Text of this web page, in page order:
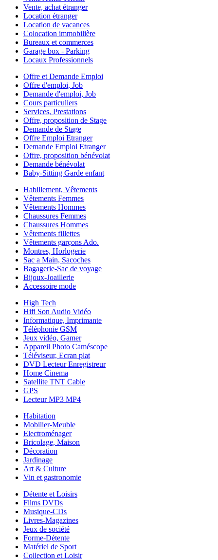
Vente, achat étranger
Location étranger
Location de vacances
Colocation immobilière
Bureaux et commerces
Garage box - Parking
Locaux Professionnels
Offre et Demande Emploi
Offre d'emploi, Job
Demande d'emploi, Job
Cours particuliers
Services, Prestations
Offre, proposition de Stage
Demande de Stage
Offre Emploi Etranger
Demande Emploi Etranger
Offre, proposition bénévolat
Demande bénévolat
Baby-Sitting Garde enfant
Habillement, Vêtements
Vêtements Femmes
Vêtements Hommes
Chaussures Femmes
Chaussures Hommes
Vêtements fillettes
Vêtements garçons Ado.
Montres, Horlogerie
Sac a Main, Sacoches
Bagagerie-Sac de voyage
Bijoux-Joaillerie
Accessoire mode
High Tech
Hifi Son Audio Vidéo
Informatique, Imprimante
Téléphonie GSM
Jeux vidéo, Gamer
Appareil Photo Caméscope
Téléviseur, Ecran plat
DVD Lecteur Enregistreur
Home Cinema
Satellite TNT Cable
GPS
Lecteur MP3 MP4
Habitation
Mobilier-Meuble
Electroménager
Bricolage, Maison
Décoration
Jardinage
Art & Culture
Vin et gastronomie
Détente et Loisirs
Films DVDs
Musique-CDs
Livres-Magazines
Jeux de société
Forme-Détente
Matériel de Sport
Collection et Loisir